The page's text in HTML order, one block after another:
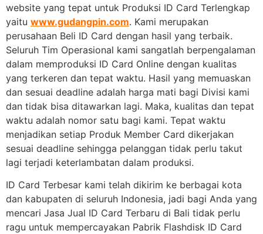
website yang tepat untuk Produksi ID Card Terlengkap
yaitu www.gudangpin.com. Kami merupakan
perusahaan Beli ID Card dengan hasil yang terbaik.
Seluruh Tim Operasional kami sangatlah berpengalaman
dalam memproduksi ID Card Online dengan kualitas
yang terkeren dan tepat waktu. Hasil yang memuaskan
dan sesuai deadline adalah harga mati bagi Divisi kami
dan tidak bisa ditawarkan lagi. Maka, kualitas dan tepat
waktu adalah nomor satu bagi kami. Tepat waktu
menjadikan setiap Produk Member Card dikerjakan
sesuai deadline sehingga pelanggan tidak perlu takut
lagi terjadi keterlambatan dalam produksi.
ID Card Terbesar kami telah dikirim ke berbagai kota
dan kabupaten di seluruh Indonesia, jadi bagi Anda yang
mencari Jasa Jual ID Card Terbaru di Bali tidak perlu
ragu untuk mempercayakan Pabrik Flashdisk ID Card